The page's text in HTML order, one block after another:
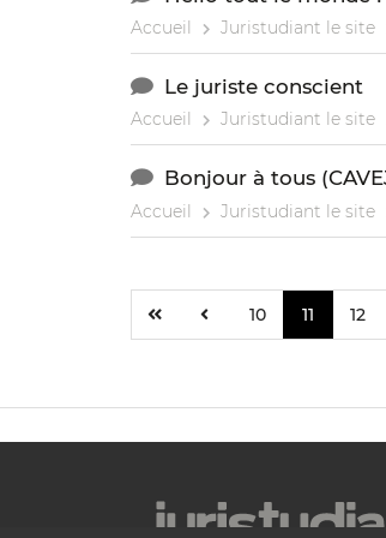
Accueil Juristudiant le site
Le juriste conscient
Accueil Juristudiant le site
Bonjour à tous
Accueil Juristudiant le site
10 11 12